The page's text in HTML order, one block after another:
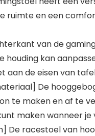
ruimte en een
van de
houding kan
aan de eisen van
De
te maken en af te
maken wanneer je
De racestoel van